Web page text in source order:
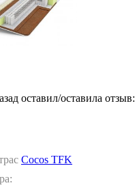
оставил/оставила отзыв:
Cocos TFK